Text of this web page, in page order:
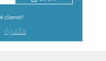
cliente?
Ajuda